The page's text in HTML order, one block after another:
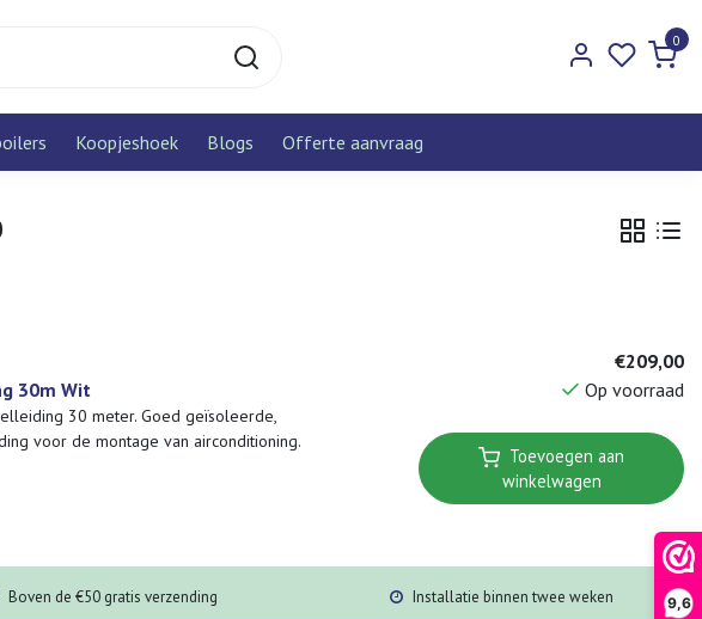
9,6
0
Koopjeshoek Blogs Offerte aanvraag
30m Wit
30 meter. Goed geïsoleerde,
voor de montage van airconditioning.
€209,00
Op voorraad
Toevoegen aan
winkelwagen
Boven de €50 gratis verzending Installatie binnen twee weken